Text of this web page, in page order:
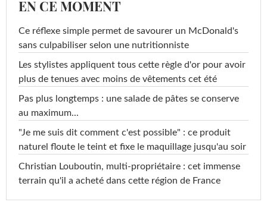
EN CE MOMENT
Ce réflexe simple permet de savourer un McDonald's
sans culpabiliser selon une nutritionniste
Les stylistes appliquent tous cette règle d'or pour avoir
plus de tenues avec moins de vêtements cet été
Pas plus longtemps : une salade de pâtes se conserve
au maximum...
"Je me suis dit comment c'est possible" : ce produit
naturel floute le teint et fixe le maquillage jusqu'au soir
Christian Louboutin, multi-propriétaire : cet immense
terrain qu'il a acheté dans cette région de France